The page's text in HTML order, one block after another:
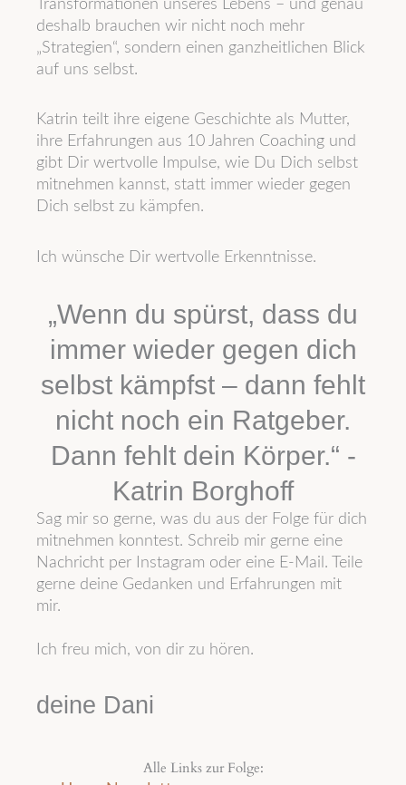
Transformationen unseres Lebens – und genau
deshalb brauchen wir nicht noch mehr
„Strategien“, sondern einen ganzheitlichen Blick
auf uns selbst.
Katrin teilt ihre eigene Geschichte als Mutter,
ihre Erfahrungen aus 10 Jahren Coaching und
gibt Dir wertvolle Impulse, wie Du Dich selbst
mitnehmen kannst, statt immer wieder gegen
Dich selbst zu kämpfen.
Ich wünsche Dir wertvolle Erkenntnisse.
„Wenn du spürst, dass du
immer wieder gegen dich
selbst kämpfst – dann fehlt
nicht noch ein Ratgeber.
Dann fehlt dein Körper.“ -
Katrin Borghoff
Sag mir so gerne, was du aus der Folge für dich
mitnehmen konntest. Schreib mir gerne eine
Nachricht per Instagram oder eine E-Mail. Teile
gerne deine Gedanken und Erfahrungen mit
mir.
Ich freu mich, von dir zu hören.
deine Dani
Alle Links zur Folge: